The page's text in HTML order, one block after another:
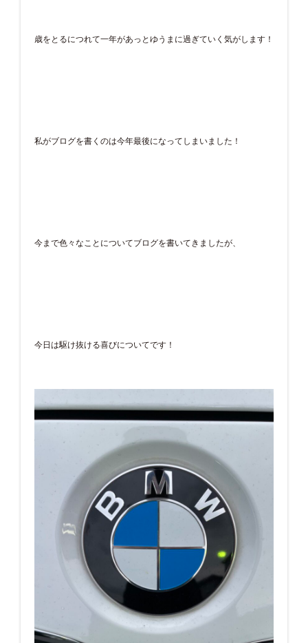
歳をとるにつれて一年があっとゆうまに過ぎていく気がします！
私がブログを書くのは今年最後になってしまいました！
今まで色々なことについてブログを書いてきましたが、
今日は駆け抜ける喜びについてです！